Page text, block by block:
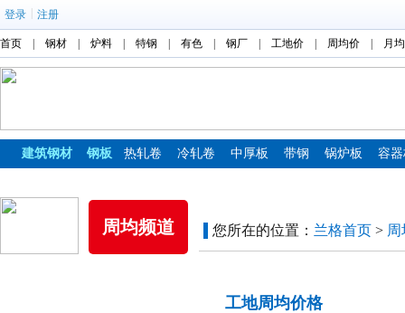
登录 注册
首页 钢材 炉料 特钢 有色 钢厂 工地价 周均价 月
建筑钢材 钢板 热轧卷 冷轧卷 中厚板 带钢 锅炉板 容
周均频道 您所在的位置： 兰格首页 >
工地周均价格